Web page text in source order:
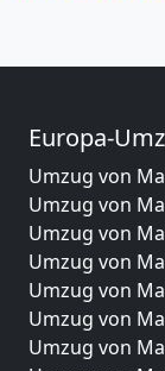
Europa-
Umzug von
Umzug von
Umzug von
Umzug von
Umzug von
Umzug von
Umzug von